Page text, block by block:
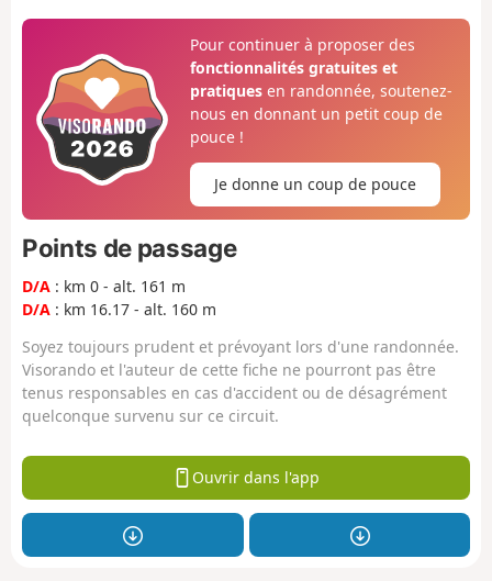
Pour continuer à proposer des
fonctionnalités gratuites et
pratiquesen randonnée, soutenez-
nous en donnant un petit coup de
pouce !
Je donne un coup de pouce
Points de passage
D/A : km 0 - alt. 161 m
D/A : km 16.17 - alt. 160 m
Soyez toujours prudent et prévoyant lors d'une randonnée.
Visorando et l'auteur de cette fiche ne pourront pas être
tenus responsables en cas d'accident ou de désagrément
quelconque survenu sur ce circuit.
Ouvrir dans l'app